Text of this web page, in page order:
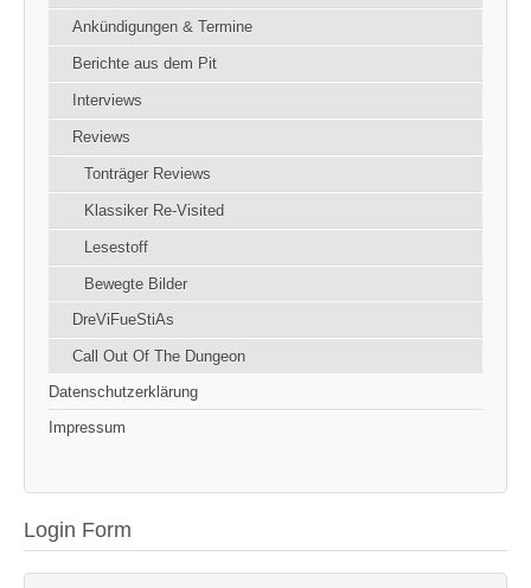
Ankündigungen & Termine
Berichte aus dem Pit
Interviews
Reviews
Tonträger Reviews
Klassiker Re-Visited
Lesestoff
Bewegte Bilder
DreViFueStiAs
Call Out Of The Dungeon
Datenschutzerklärung
Impressum
Login Form